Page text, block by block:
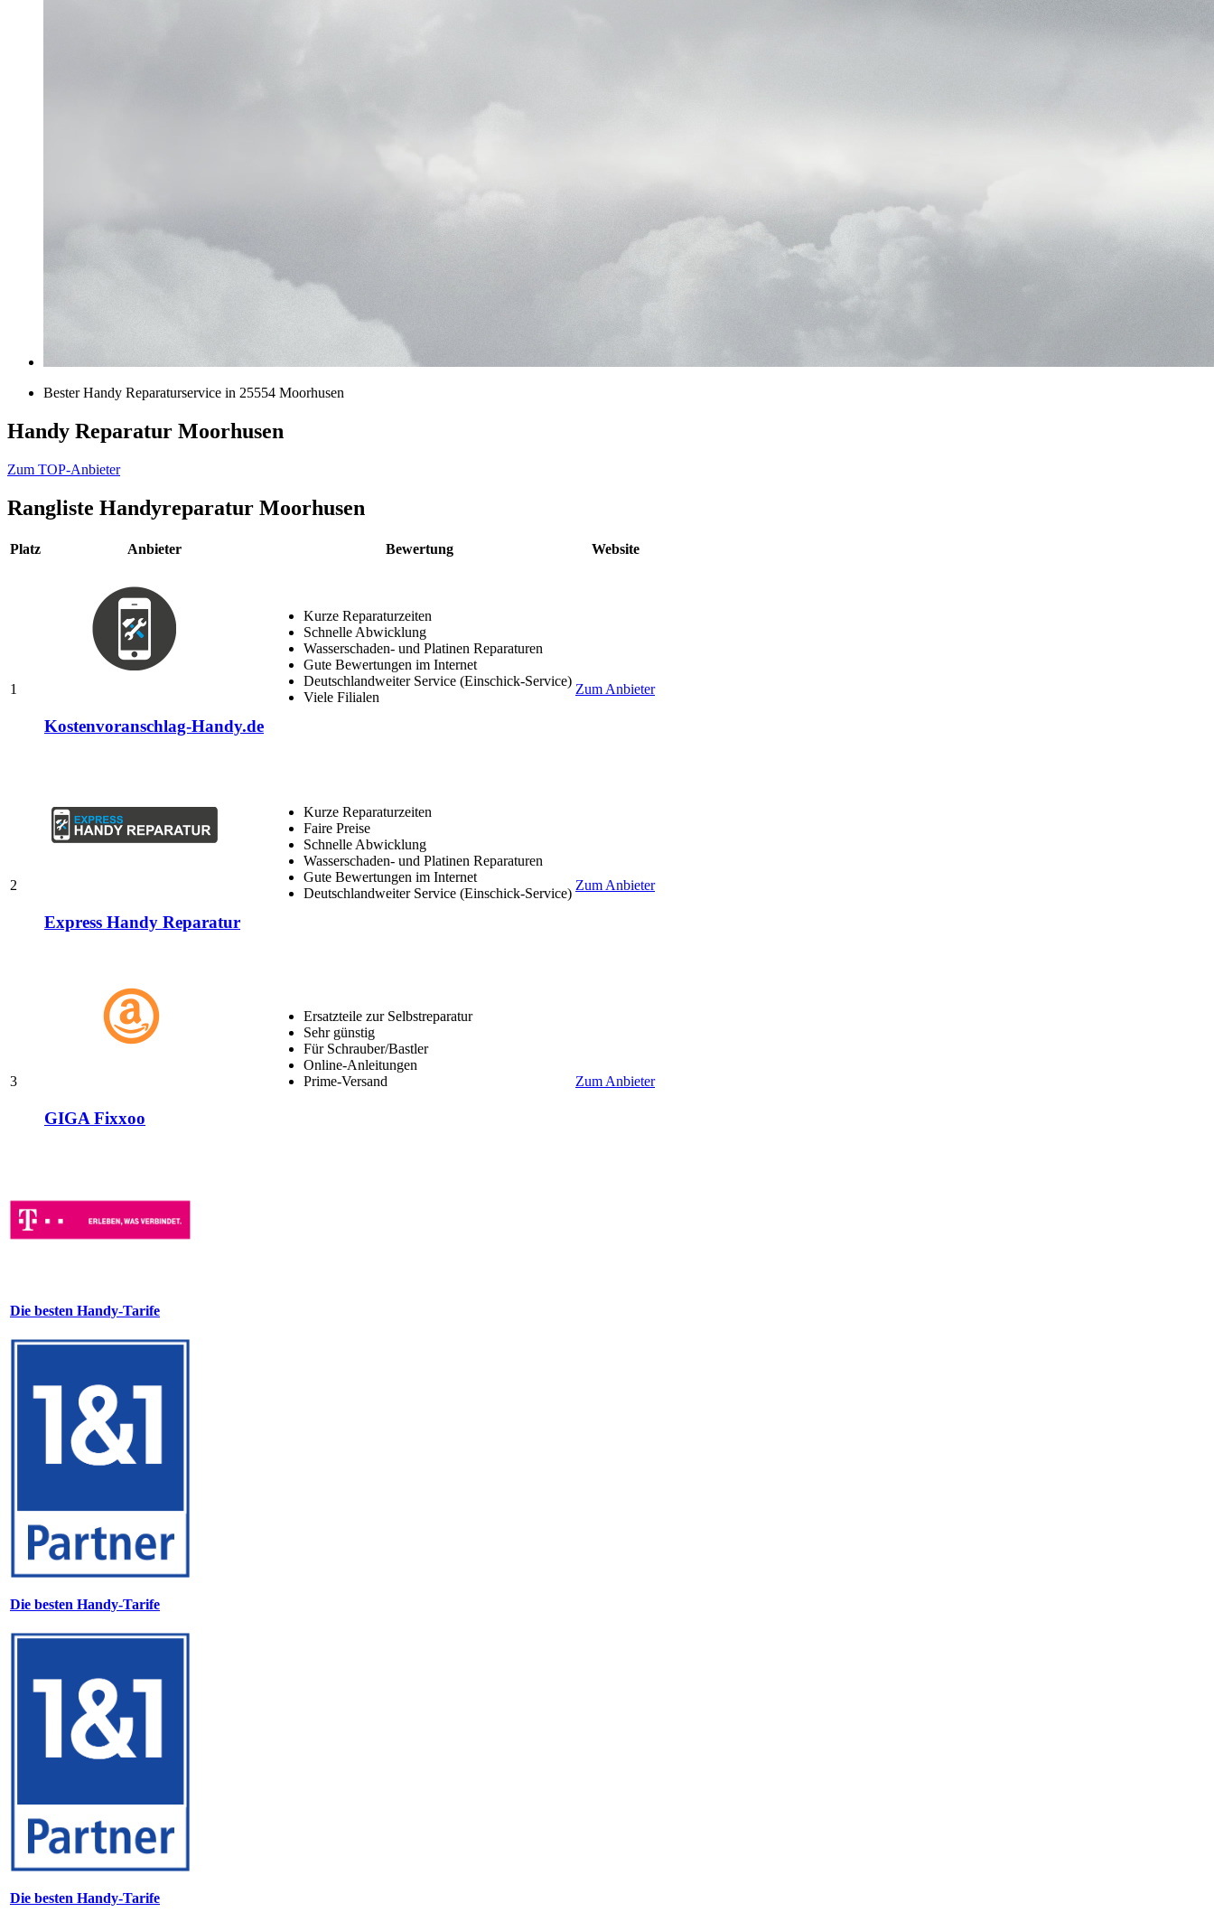
Bester Handy Reparaturservice in 25554 Moorhusen
Handy Reparatur Moorhusen
Zum TOP-Anbieter
Rangliste Handyreparatur Moorhusen
Platz Anbieter Bewertung Website
1
Kostenvoranschlag-Handy.de
Kurze Reparaturzeiten
Schnelle Abwicklung
Wasserschaden- und Platinen Reparaturen
Gute Bewertungen im Internet
Deutschlandweiter Service (Einschick-Service)
Viele Filialen
Zum Anbieter
2
Express Handy Reparatur
Kurze Reparaturzeiten
Faire Preise
Schnelle Abwicklung
Wasserschaden- und Platinen Reparaturen
Gute Bewertungen im Internet
Deutschlandweiter Service (Einschick-Service)
Zum Anbieter
3
GIGA Fixxoo
Ersatzteile zur Selbstreparatur
Sehr günstig
Für Schrauber/Bastler
Online-Anleitungen
Prime-Versand
Zum Anbieter
Die besten Handy-Tarife
Die besten Handy-Tarife
Die besten Handy-Tarife